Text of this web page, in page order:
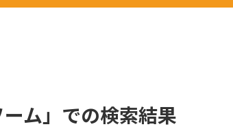
ーム」での検索結果